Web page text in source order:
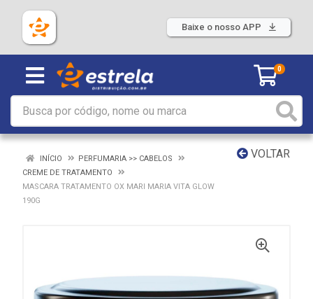
Baixe o nosso APP
0
VOLTAR
INÍCIO
PERFUMARIA >> CABELOS
CREME DE TRATAMENTO
MASCARA TRATAMENTO OX MARI MARIA VITA GLOW
190G